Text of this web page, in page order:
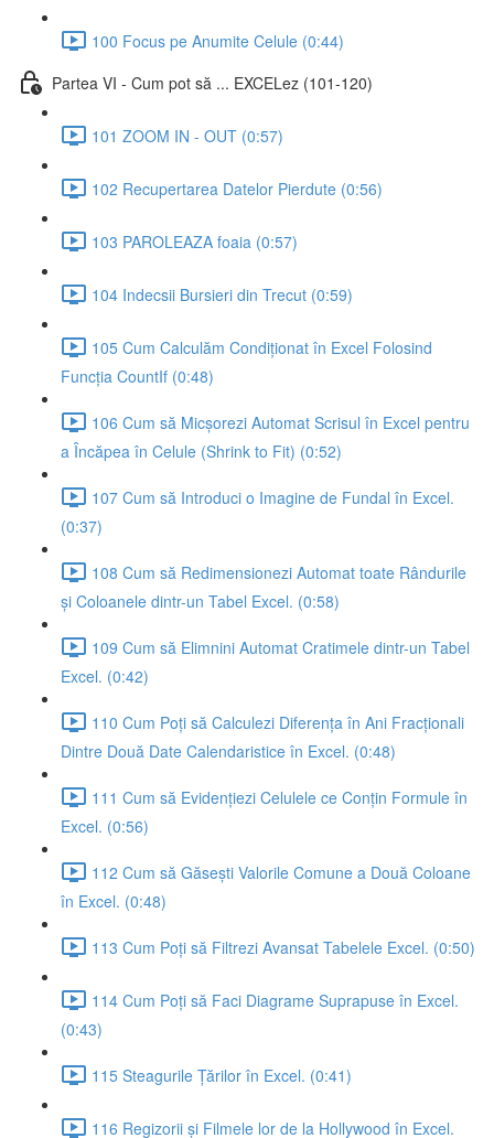
100 Focus pe Anumite Celule (0:44)
Partea VI - Cum pot să ... EXCELez (101-120)
101 ZOOM IN - OUT (0:57)
102 Recupertarea Datelor Pierdute (0:56)
103 PAROLEAZA foaia (0:57)
104 Indecsii Bursieri din Trecut (0:59)
105 Cum Calculăm Condiționat în Excel Folosind
Funcția CountIf (0:48)
106 Cum să Micșorezi Automat Scrisul în Excel pentru
a Încăpea în Celule (Shrink to Fit) (0:52)
107 Cum să Introduci o Imagine de Fundal în Excel.
(0:37)
108 Cum să Redimensionezi Automat toate Rândurile
și Coloanele dintr-un Tabel Excel. (0:58)
109 Cum să Elimnini Automat Cratimele dintr-un Tabel
Excel. (0:42)
110 Cum Poți să Calculezi Diferența în Ani Fracționali
Dintre Două Date Calendaristice în Excel. (0:48)
111 Cum să Evidențiezi Celulele ce Conțin Formule în
Excel. (0:56)
112 Cum să Găsești Valorile Comune a Două Coloane
în Excel. (0:48)
113 Cum Poți să Filtrezi Avansat Tabelele Excel. (0:50)
114 Cum Poți să Faci Diagrame Suprapuse în Excel.
(0:43)
115 Steagurile Țărilor în Excel. (0:41)
116 Regizorii și Filmele lor de la Hollywood în Excel.